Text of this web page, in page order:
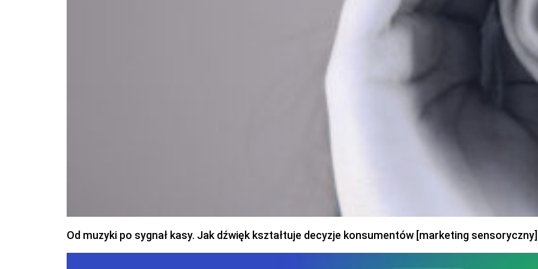
Od muzyki po sygnał kasy. Jak dźwięk kształtuje decyzje konsumentów [marketing sensoryczny]